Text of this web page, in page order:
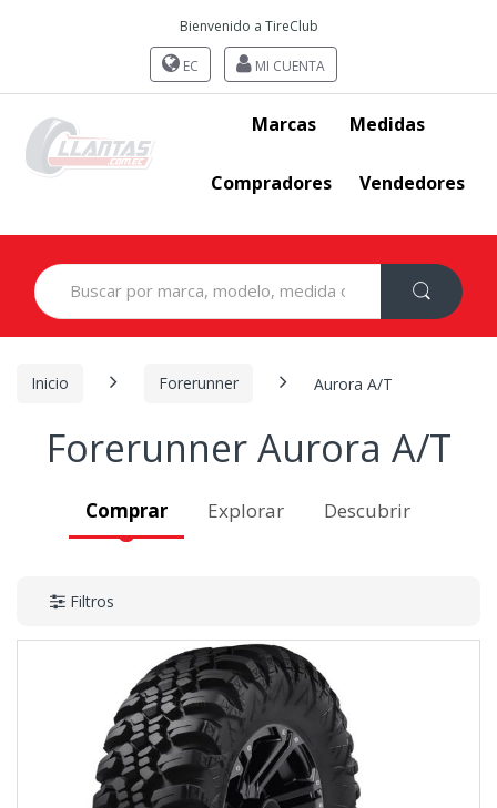
Bienvenido a TireClub
EC MI CUENTA
Marcas Medidas
Compradores Vendedores
Search
for:
Inicio Forerunner Aurora A/T
Forerunner Aurora A/T
Comprar Explorar Descubrir
Filtros